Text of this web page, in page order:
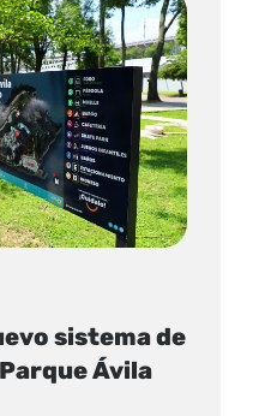
sistema de
Ávila